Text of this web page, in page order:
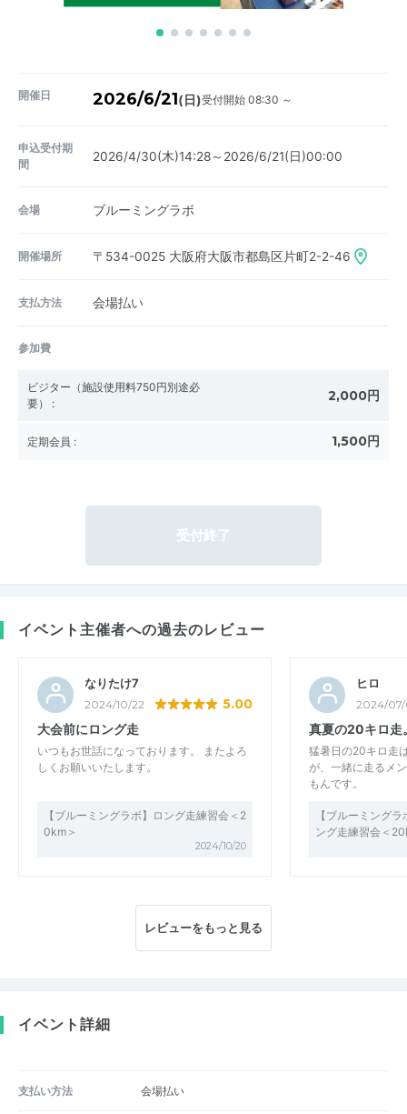
開催日 2026/6/21(日)受付開始 08:30 ～
申込受付期
間
2026/4/30(木)14:28～2026/6/21(日)00:00
会場 ブルーミングラボ
開催場所 〒534-0025 大阪府大阪市都島区片町2-2-46
支払方法 会場払い
参加費
ビジター（施設使用料750円別途必
要） : 2,000円
定期会員 : 1,500円
受付終了
イベント主催者への過去のレビュー
なりたけ7
2024/10/22 5.00
大会前にロング走
いつもお世話になっております。 またよろ
しくお願いいたします。
【ブルーミングラボ】ロング走練習会＜2
0km＞
2024/10/20
ヒロ
2024/
真夏の20キロ走
猛暑日の20キロ走
が、一緒に走るメ
もんです。
【ブルーミング
ング走練習会＜
レビューをもっと見る
イベント詳細
支払い方法 会場払い